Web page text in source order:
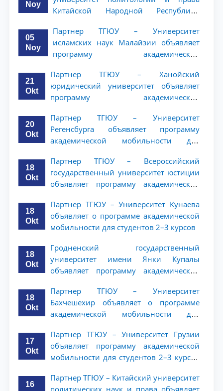
Noy
Китайской Народной Республики
академической мобильности для
студентов 2–3 курсов
05
Noy
Партнер ТГЮУ – Университет
исламских наук Малайзии объявляет
программу академической
ТГЮУ
21
Okt
Партнер ТГЮУ – Ханойский
юридический университет объявляет
программу академической
20
Okt
Партнер ТГЮУ – Университет
Регенсбурга объявляет программу
академической мобильности для
18
Okt
Партнер ТГЮУ – Всероссийский
государственный университет юстиции
объявляет программу академической
ТГЮУ
18
Okt
Партнер ТГЮУ – Университет Кунаева
объявляет о программе академической
мобильности для студентов 2–3 курсов
18
Okt
Гродненский государственный
университет имени Янки Купалы
объявляет программу академической
ТГЮУ
18
Okt
Партнер ТГЮУ – Университет
Бахчешехир объявляет о программе
академической мобильности для
17
Okt
Партнер ТГЮУ – Университет Грузии
объявляет программу академической
мобильности для студентов 2–3 курсов
16
Партнер ТГЮУ – Китайский университет
политических наук и права объявляет